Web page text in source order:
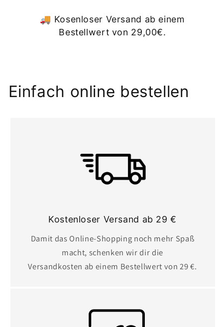
🚚 Kosenloser Versand ab einem
Bestellwert von 29,00€.
Einfach online bestellen
Kostenloser Versand ab 29 €
Damit das Online-Shopping noch mehr Spaß
macht, schenken wir dir die
Versandkosten ab einem Bestellwert von 29 €.